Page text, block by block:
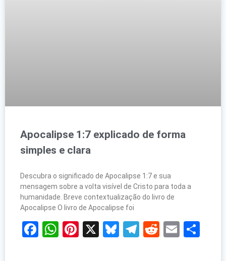
Apocalipse 1:7 explicado de forma
simples e clara
Descubra o significado de Apocalipse 1:7 e sua
mensagem sobre a volta visível de Cristo para toda a
humanidade. Breve contextualização do livro de
Apocalipse O livro de Apocalipse foi
Facebook
WhatsApp
Pinterest
X Bluesky
Telegram
Reddit
Email